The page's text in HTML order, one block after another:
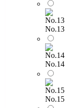
No.13
No.14
No.15